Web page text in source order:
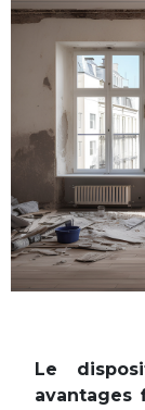
Le
avantages